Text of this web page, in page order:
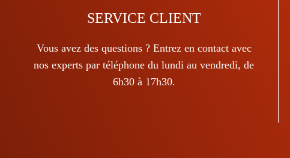
choisies
la
page
du
SERVICE CLIENT
Vous avez des questions ? Entrez en contact avec
nos experts par téléphone du lundi au vendredi, de
6h30 à 17h30.